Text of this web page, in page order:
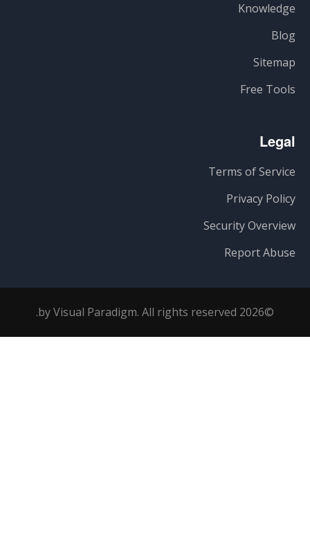
Knowledge
Blog
Sitemap
Free Tools
Legal
Terms of Service
Privacy Policy
Security Overview
Report Abuse
©2026 by Visual Paradigm. All rights reserved.